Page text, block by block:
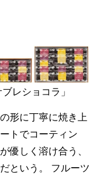
レショコラ」
形に丁寧に焼き上
トでコーティン
優しく溶け合う、
という。 フルーツ